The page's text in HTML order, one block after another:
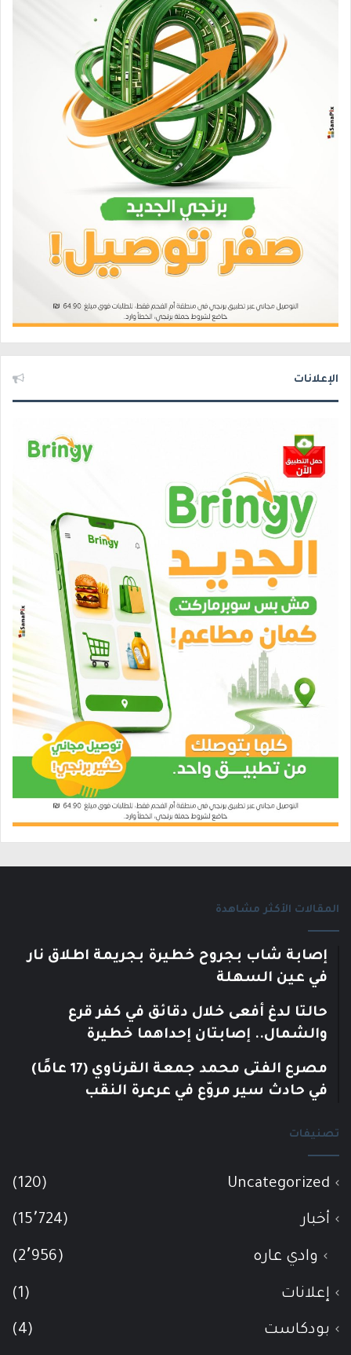
الإعلانات
المقالات الأكثر مشاهدة
إصابة شاب بجروح خطيرة بجريمة اطلاق نار
في عين السهلة
حالتا لدغ أفعى خلال دقائق في كفر قرع
والشمال.. إصابتان إحداهما خطيرة
مصرع الفتى محمد جمعة القرناوي (17 عامًا)
في حادث سير مروّع في عرعرة النقب
تصنيفات
Uncategorized
(120)
أخبار (15٬724)
وادي عاره (2٬956)
إعلانات (1)
بودكاست (4)